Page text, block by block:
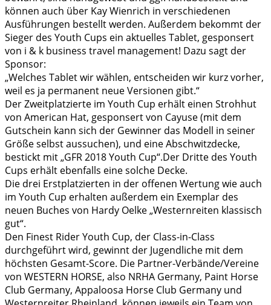
können auch über Kay Wienrich in verschiedenen
Ausführungen bestellt werden. Außerdem bekommt der
Sieger des Youth Cups ein aktuelles Tablet, gesponsert
von i & k business travel management! Dazu sagt der
Sponsor:
„Welches Tablet wir wählen, entscheiden wir kurz vorher,
weil es ja permanent neue Versionen gibt.“
Der Zweitplatzierte im Youth Cup erhält einen Stroh­hut
von Ame­rican Hat, gesponsert von Cayuse (mit dem
Gutschein kann sich der Gewinner das Mo­dell in seiner
Größe selbst aussuchen), und eine Abschwitzdecke,
bestickt mit „GFR 2018 Youth Cup“.Der Dritte des Youth
Cups erhält ebenfalls eine solche Decke.
Die drei Erstplatzierten in der offenen Wertung wie auch
im Youth Cup erhalten außerdem ein Exemplar des
neuen Buches von Hardy Oelke „Westernreiten klassisch
gut“.
Den Finest Rider Youth Cup, der Class-in-Class
durchgeführt wird, gewinnt der Jugendliche mit dem
höchsten Gesamt-Score. Die Partner-Verbände/Ver­eine
von WESTERN HORSE, also NRHA Germany, Paint Horse
Club Germany, Appaloosa Horse Club Germany und